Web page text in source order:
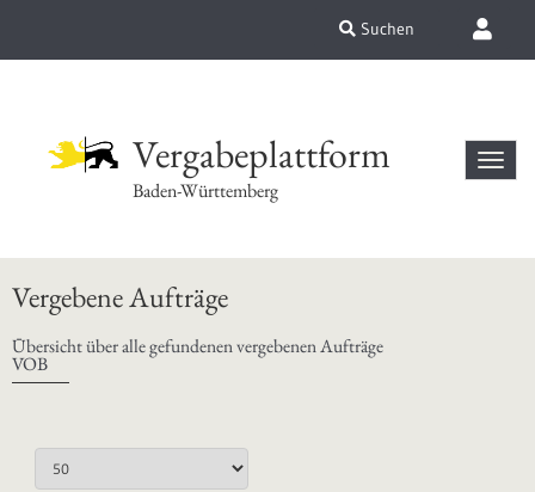
Suchen
Vergabeplattform
Baden-Württemberg
Vergebene Aufträge
Übersicht über alle gefundenen vergebenen Aufträge
VOB